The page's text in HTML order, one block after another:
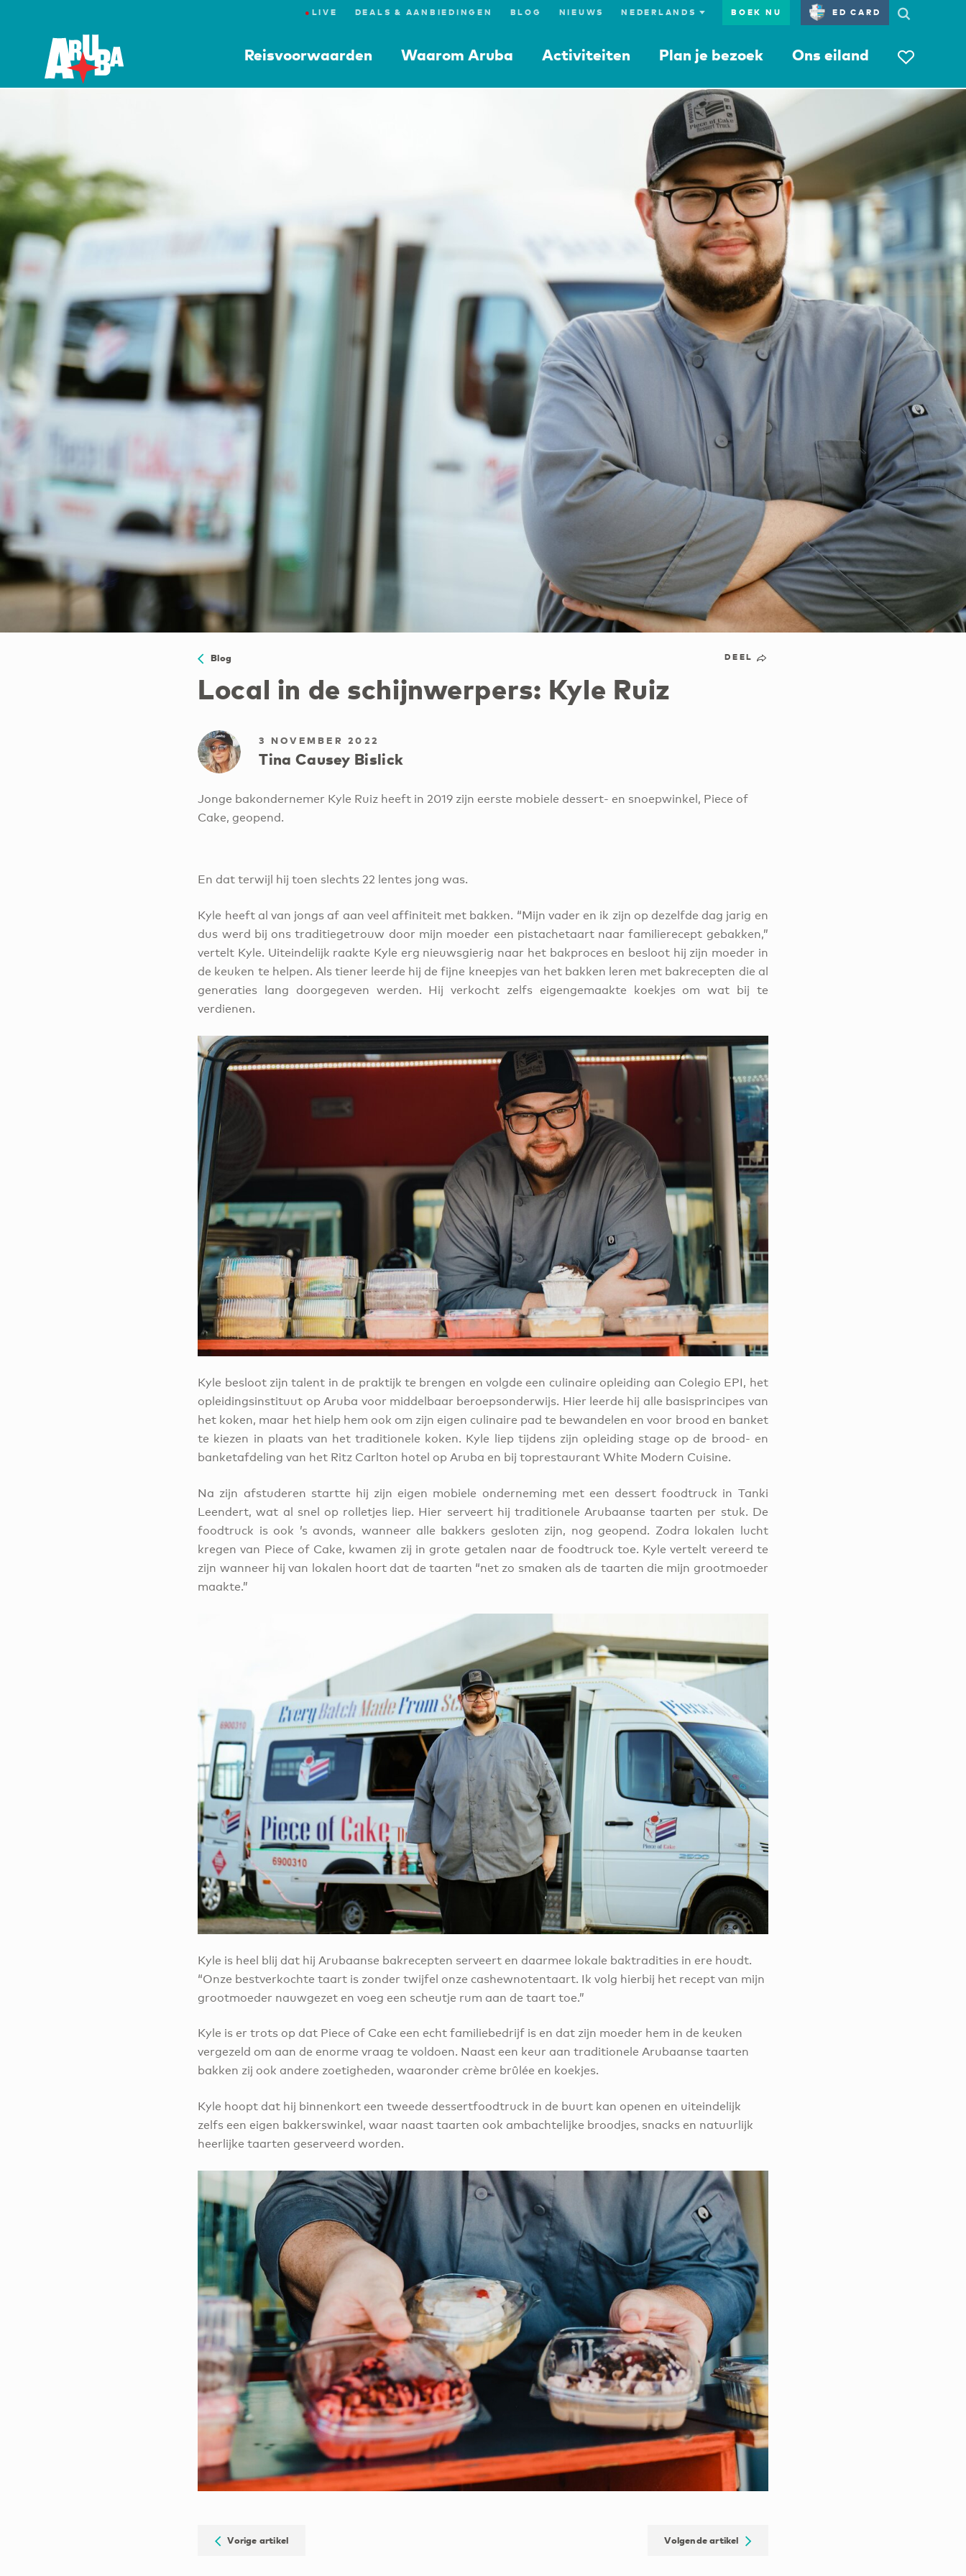
● LIVE DEALS & AANBIEDINGEN BLOG NIEUWS BOEK NU ED CARD
Reisvoorwaarden Waarom Aruba Activiteiten Plan je bezoek Ons eiland
Blog DEEL
Local in de schijnwerpers: Kyle Ruiz
3 NOVEMBER 2022
Tina Causey Bislick
Jonge bakondernemer Kyle Ruiz heeft in 2019 zijn eerste mobiele dessert- en snoepwinkel, Piece of
Cake, geopend.
En dat terwijl hij toen slechts 22 lentes jong was.
Kyle heeft al van jongs af aan veel affiniteit met bakken. “Mijn vader en ik zijn op dezelfde dag jarig en
dus werd bij ons traditiegetrouw door mijn moeder een pistachetaart naar familierecept gebakken,”
vertelt Kyle. Uiteindelijk raakte Kyle erg nieuwsgierig naar het bakproces en besloot hij zijn moeder in
de keuken te helpen. Als tiener leerde hij de fijne kneepjes van het bakken leren met bakrecepten die al
generaties lang doorgegeven werden. Hij verkocht zelfs eigengemaakte koekjes om wat bij te
verdienen.
Kyle besloot zijn talent in de praktijk te brengen en volgde een culinaire opleiding aan Colegio EPI, het
opleidingsinstituut op Aruba voor middelbaar beroepsonderwijs. Hier leerde hij alle basisprincipes van
het koken, maar het hielp hem ook om zijn eigen culinaire pad te bewandelen en voor brood en banket
te kiezen in plaats van het traditionele koken. Kyle liep tijdens zijn opleiding stage op de brood- en
banketafdeling van het Ritz Carlton hotel op Aruba en bij toprestaurant White Modern Cuisine.
Na zijn afstuderen startte hij zijn eigen mobiele onderneming met een dessert foodtruck in Tanki
Leendert, wat al snel op rolletjes liep. Hier serveert hij traditionele Arubaanse taarten per stuk. De
foodtruck is ook ’s avonds, wanneer alle bakkers gesloten zijn, nog geopend. Zodra lokalen lucht
kregen van Piece of Cake, kwamen zij in grote getalen naar de foodtruck toe. Kyle vertelt vereerd te
zijn wanneer hij van lokalen hoort dat de taarten “net zo smaken als de taarten die mijn grootmoeder
maakte.”
Kyle is heel blij dat hij Arubaanse bakrecepten serveert en daarmee lokale baktradities in ere houdt.
“Onze bestverkochte taart is zonder twijfel onze cashewnotentaart. Ik volg hierbij het recept van mijn
grootmoeder nauwgezet en voeg een scheutje rum aan de taart toe.”
Kyle is er trots op dat Piece of Cake een echt familiebedrijf is en dat zijn moeder hem in de keuken
vergezeld om aan de enorme vraag te voldoen. Naast een keur aan traditionele Arubaanse taarten
bakken zij ook andere zoetigheden, waaronder crème brûlée en koekjes.
Kyle hoopt dat hij binnenkort een tweede dessertfoodtruck in de buurt kan openen en uiteindelijk
zelfs een eigen bakkerswinkel, waar naast taarten ook ambachtelijke broodjes, snacks en natuurlijk
heerlijke taarten geserveerd worden.
Vorige artikel Volgende artikel